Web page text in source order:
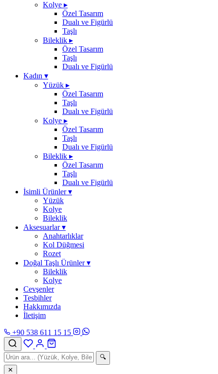
Kolye ▸
Özel Tasarım
Dualı ve Figürlü
Taşlı
Bileklik ▸
Özel Tasarım
Taşlı
Dualı ve Figürlü
Kadın ▾
Yüzük ▸
Özel Tasarım
Taşlı
Dualı ve Figürlü
Kolye ▸
Özel Tasarım
Taşlı
Dualı ve Figürlü
Bileklik ▸
Özel Tasarım
Taşlı
Dualı ve Figürlü
İsimli Ürünler▾
Yüzük
Kolye
Bileklik
Aksesuarlar▾
Anahtarlıklar
Kol Düğmesi
Rozet
Doğal Taşlı Ürünler▾
Bileklik
Kolye
Cevşenler
Tesbihler
Hakkımızda
İletişim
+90 538 611 15 15
🔍
✕